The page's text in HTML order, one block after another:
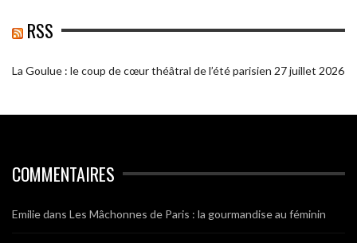
RSS
La Goulue : le coup de cœur théâtral de l’été parisien 27 juillet 2026
COMMENTAIRES
Emiliedans Les Mâchonnes de Paris : la gourmandise au féminin